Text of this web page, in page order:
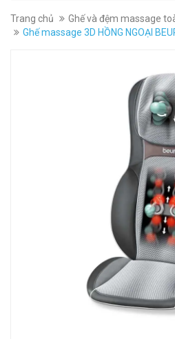
Trang chủ
Ghế và đệm massage
Ghế massage 3D HỒNG NGOẠI